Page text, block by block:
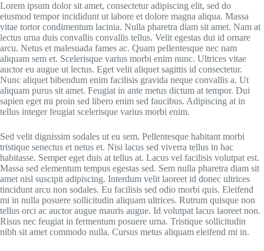
Lorem ipsum dolor sit amet, consectetur adipiscing elit, sed do
eiusmod tempor incididunt ut labore et dolore magna aliqua. Massa
vitae tortor condimentum lacinia. Nulla pharetra diam sit amet. Nam at
lectus urna duis convallis convallis tellus. Velit egestas dui id ornare
arcu. Netus et malesuada fames ac. Quam pellentesque nec nam
aliquam sem et. Scelerisque varius morbi enim nunc. Ultrices vitae
auctor eu augue ut lectus. Eget velit aliquet sagittis id consectetur.
Nunc aliquet bibendum enim facilisis gravida neque convallis a. Ut
aliquam purus sit amet. Feugiat in ante metus dictum at tempor. Dui
sapien eget mi proin sed libero enim sed faucibus. Adipiscing at in
tellus integer feugiat scelerisque varius morbi enim.
Sed velit dignissim sodales ut eu sem. Pellentesque habitant morbi
tristique senectus et netus et. Nisi lacus sed viverra tellus in hac
habitasse. Semper eget duis at tellus at. Lacus vel facilisis volutpat est.
Massa sed elementum tempus egestas sed. Sem nulla pharetra diam sit
amet nisl suscipit adipiscing. Interdum velit laoreet id donec ultrices
tincidunt arcu non sodales. Eu facilisis sed odio morbi quis. Eleifend
mi in nulla posuere sollicitudin aliquam ultrices. Rutrum quisque non
tellus orci ac auctor augue mauris augue. Id volutpat lacus laoreet non.
Risus nec feugiat in fermentum posuere urna. Tristique sollicitudin
nibh sit amet commodo nulla. Cursus metus aliquam eleifend mi in.